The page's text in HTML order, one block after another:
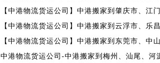
【中港物流货运公司】中港搬家到肇庆市、江
【中港物流货运公司】中港搬家到云浮市、乐
【中港物流货运公司】中港搬家到东莞市、中
中港物流货运公司-中港搬家到梅州、汕尾、